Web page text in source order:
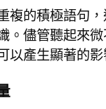
複的積極語句
。儘管聽起來
以產生顯著的